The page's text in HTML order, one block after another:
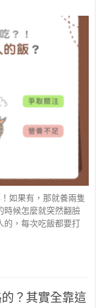
如果有，那就養兩隻
時候怎麼就突然翻臉
的，每次吃飯都要打
？其實全靠這